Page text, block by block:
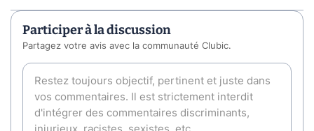
Participer à la discussion
Partagez votre avis avec la communauté Clubic.